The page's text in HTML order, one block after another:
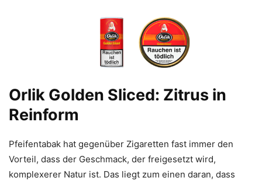
Orlik Golden Sliced: Zitrus in
Reinform
Pfeifentabak hat gegenüber Zigaretten fast immer den
Vorteil, dass der Geschmack, der freigesetzt wird,
komplexerer Natur ist. Das liegt zum einen daran, dass